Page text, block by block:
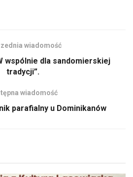
wiadomość
wspólnie dla sandomierskiej
tradycji”.
wiadomość
parafialny u Dominikanów